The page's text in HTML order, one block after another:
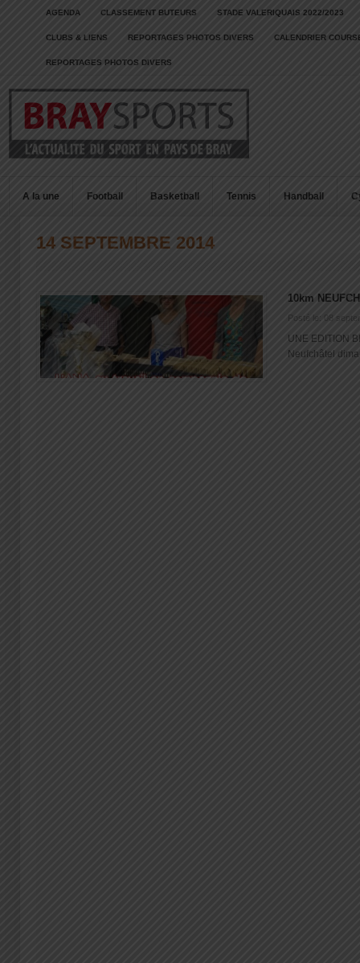
AGENDA CLASSEMENT BUTEURS STADE VALERIQUAIS 2022/2023
CLUBS & LIENS REPORTAGES PHOTOS DIVERS CALENDRIER
REPORTAGES PHOTOS DIVERS
A la une Football Basketball Tennis Handball
14 SEPTEMBRE 2014
10km
Posté le: 08
UNE EDITION
Neufchâtel